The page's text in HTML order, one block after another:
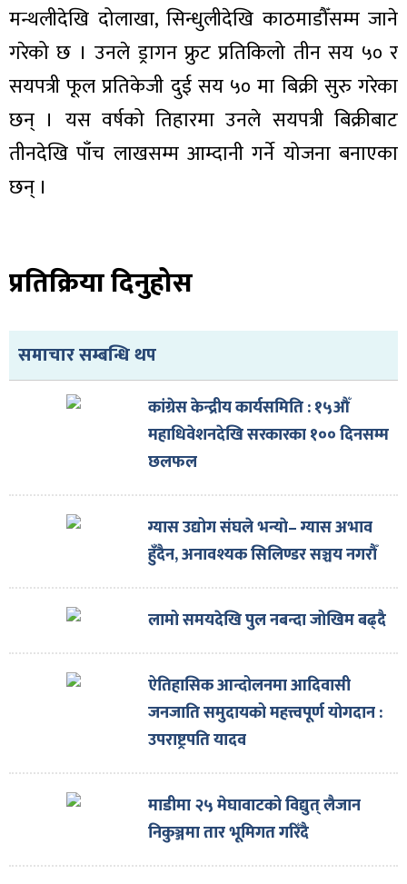
मन्थलीदेखि दोलाखा, सिन्धुलीदेखि काठमाडौँसम्म जाने
गरेको छ । उनले ड्रागन फ्रुट प्रतिकिलो तीन सय ५० र
सयपत्री फूल प्रतिकेजी दुई सय ५० मा बिक्री सुरु गरेका
छन् । यस वर्षको तिहारमा उनले सयपत्री बिक्रीबाट
तीनदेखि पाँच लाखसम्म आम्दानी गर्ने योजना बनाएका
छन् ।
प्रतिक्रिया दिनुहोस
समाचार सम्बन्धि थप
कांग्रेस केन्द्रीय कार्यसमिति : १५औँ
महाधिवेशनदेखि सरकारका १०० दिनसम्म
छलफल
ग्यास उद्योग संघले भन्याे– ग्यास अभाव
हुँदैन, अनावश्यक सिलिण्डर सञ्चय नगरौँ
लामो समयदेखि पुल नबन्दा जोखिम बढ्दै
ऐतिहासिक आन्दोलनमा आदिवासी
जनजाति समुदायको महत्त्वपूर्ण योगदान :
उपराष्ट्रपति यादव
माडीमा २५ मेघावाटको विद्युत् लैजान
निकुञ्जमा तार भूमिगत गरिँदै